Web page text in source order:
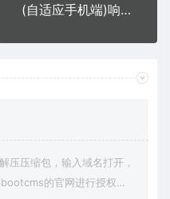
(自适应手机端)响应式网站建设软件开发小程序开发类网站pbootcms模板
压压缩包，输入域名打开，
的官网进行授权